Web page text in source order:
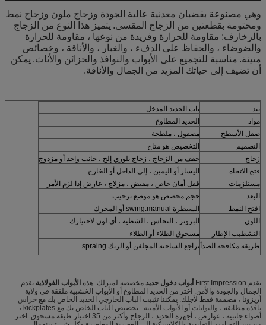
وهي مصنوعة بقضبان معدنية عالية الجودة وزجاج ملون وزجاج نمط
ومختومة بقطعتين من الزجاج المقسى. يتميز هذا النوع من الزجاج
بالزخارف: مقاومة للحرارة وفريدة من نوعها ، مقاومة للحرارة
والضوضاء ، والحفاظ على الدفء ، والغبار ، والأناقة ، وخصائص
متينة. مناسبة للتجميع على الأبواب والنوافذ والخزائن والأثاث. يمكن
أن تضيف إلى حياتك المزيد من الجمال والأناقة.
بند
باب الحديد المدخل
مواد
الحديد المطاوع
صقل الأسطح
مصقول ، ملطخة
التصميم
التخصيص هو متاح
زجاج
خفف من الزجاج ، زجاج بلوري إلخ ، جانب واحد أو مزدوج
فتح الاتجاه
اليسار أو اليمين ، إلى الداخل أو الخارج
مستلزمات
قفل أمان خاص ، مقبض ، مزلاج ، عارض إذا لزم الأمر
البعد
حجم مخصص هو موضع ترحيب
افتح النمط
السيطرة swing.manual أو المحرك
اللون
البرونز ، النحاس ، الشظية ، أي لون لاختيارك
التشطيب الإطار
مسحوق الطلاء أو الطلاء
طريقة مكافحة الصدأتراجع الساخنة المجلفن أو الزنك spraing
الوضعية
حديقة المنزل ، المدرسة ، مصنع ، شركة الخ
يقدم First Impression أبواب دخول حديد مخصصة لمنزلك. هذه الأبواب الفولاذية تقدم
الجمال والجودة والأمن. اختر من الحديد المطاوع أو الأبواب الخشبية ملفقة في ولاية
أريزونا ، مصممة فقط لأجلك. يمكننا تثبيت الباب الخارجي الجديد الخاص بك مع حراس
نافذة مطابقة ، والبوابات أو الأبواب الأمنية
. تخصيص الباب الخاص بك مع kickplates ،
أضواء جانبية ، عوارض ، أجهزة الحديد ، الزجاج وأكثر من 35 اختيار طبقة مسحوق. اختر